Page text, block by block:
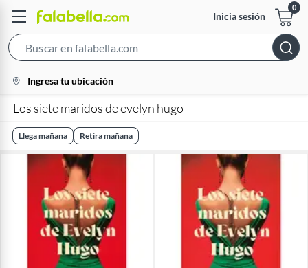
Inicia sesión
Bar
location-
icon
Ingresa tu ubicación
Los siete maridos de evelyn hugo
Llega mañana Retira mañana